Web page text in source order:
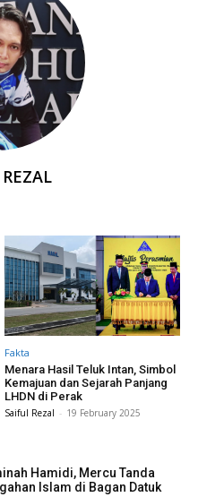
Fakta
Menara Hasil Teluk Intan, Simbol
Kemajuan dan Sejarah Panjang
LHDN di Perak
Saiful Rezal - 19 February 2025
Hamidi, Mercu Tanda
Islam di Bagan Datuk